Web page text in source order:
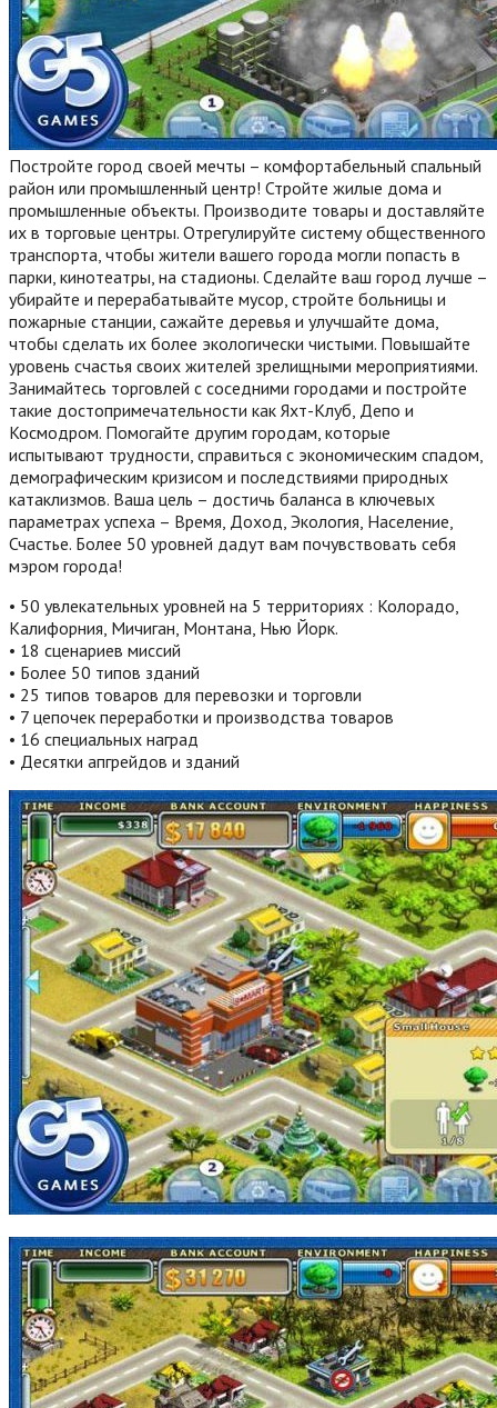
Постройте город своей мечты – комфортабельный спальный
район или промышленный центр! Стройте жилые дома и
промышленные объекты. Производите товары и доставляйте
их в торговые центры. Отрегулируйте систему общественного
транспорта, чтобы жители вашего города могли попасть в
парки, кинотеатры, на стадионы. Сделайте ваш город лучше –
убирайте и перерабатывайте мусор, стройте больницы и
пожарные станции, сажайте деревья и улучшайте дома,
чтобы сделать их более экологически чистыми. Повышайте
уровень счастья своих жителей зрелищными мероприятиями.
Занимайтесь торговлей с соседними городами и постройте
такие достопримечательности как Яхт-Клуб, Депо и
Космодром. Помогайте другим городам, которые
испытывают трудности, справиться с экономическим спадом,
демографическим кризисом и последствиями природных
катаклизмов. Ваша цель – достичь баланса в ключевых
параметрах успеха – Время, Доход, Экология, Население,
Счастье. Более 50 уровней дадут вам почувствовать себя
мэром города!
• 50 увлекательных уровней на 5 территориях : Колорадо,
Калифорния, Мичиган, Монтана, Нью Йорк.
• 18 сценариев миссий
• Более 50 типов зданий
• 25 типов товаров для перевозки и торговли
• 7 цепочек переработки и производства товаров
• 16 специальных наград
• Десятки апгрейдов и зданий